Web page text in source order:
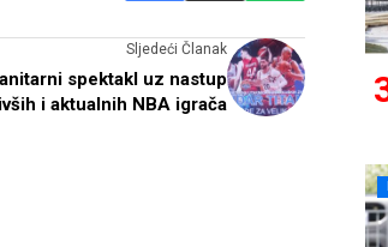
Sljedeći Članak
spektakl uz nastup
i aktualnih NBA igrača